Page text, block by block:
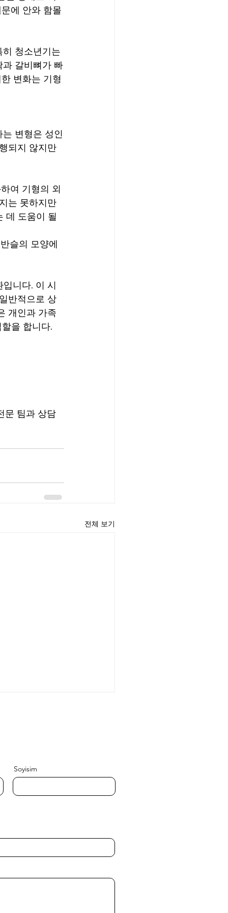
에 안와 함몰
청소년기는
갈비뼈가 빠
변화는 기형
변형은 성인
되지 않지만
여 기형의 외
는 못하지만
데 도움이 될
슬의 모양에
니다. 이 시
반적으로 상
개인과 가족
을 합니다.
문 팀과 상담
전체 보기
교정기, 어떻게 만들어
Soyisim